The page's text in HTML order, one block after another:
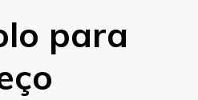
para